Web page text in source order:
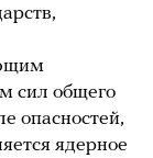
сил общего
опасностей,
ядерное